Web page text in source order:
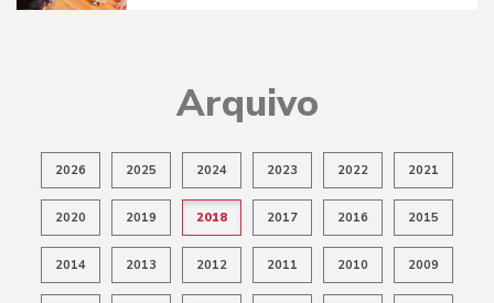
Arquivo
2026 2025 2024 2023 2022 2021
2020 2019 2018 2017 2016 2015
2014 2013 2012 2011 2010 2009